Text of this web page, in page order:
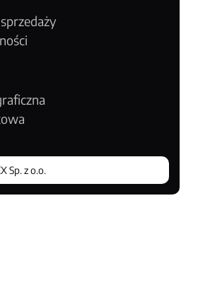
Sp. z o.o.